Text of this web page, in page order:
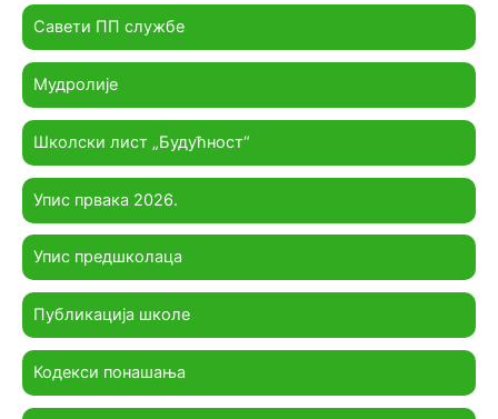
Савети ПП службе
Мудролије
Школски лист „Будућност“
Упис првака 2026.
Упис предшколаца
Публикација школе
Кодекси понашања